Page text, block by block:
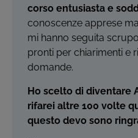
corso entusiasta e
conoscenze apprese
mi hanno seguita
pronti per chiarimenti e
domande.
Ho scelto di diventare
rifarei altre 100 volte
questo devo sono